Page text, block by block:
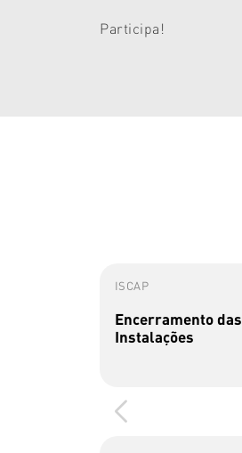
Participa!
ISCAP
Encerramento das
Instalações